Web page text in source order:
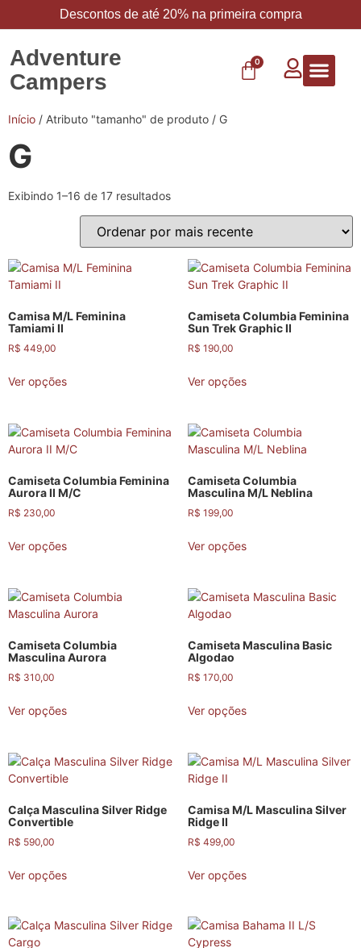
Descontos de até 20% na primeira compra
Adventure
Campers
0
Início / Atributo "tamanho" de produto / G
G
Exibindo 1–16 de 17 resultados
Camisa M/L Feminina
Tamiami II
R$ 449,00
Ver opções
Camiseta Columbia Feminina
Sun Trek Graphic II
R$ 190,00
Ver opções
Camiseta Columbia Feminina
Aurora II M/C
R$ 230,00
Ver opções
Camiseta Columbia
Masculina M/L Neblina
R$ 199,00
Ver opções
Camiseta Columbia
Masculina Aurora
R$ 310,00
Ver opções
Camiseta Masculina Basic
Algodao
R$ 170,00
Ver opções
Calça Masculina Silver Ridge
Convertible
R$ 590,00
Ver opções
Camisa M/L Masculina Silver
Ridge II
R$ 499,00
Ver opções